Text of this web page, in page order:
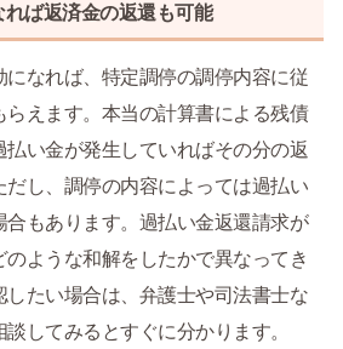
ば返済金の返還も可能
なれば、特定調停の調停内容に従
らえます。本当の計算書による残債
い金が発生していればその分の返
し、調停の内容によっては過払い
もあります。過払い金返還請求が
ような和解をしたかで異なってき
したい場合は、弁護士や司法書士な
してみるとすぐに分かります。